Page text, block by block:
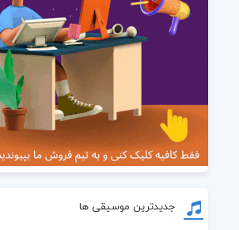
جدیدترین موسیقی ها